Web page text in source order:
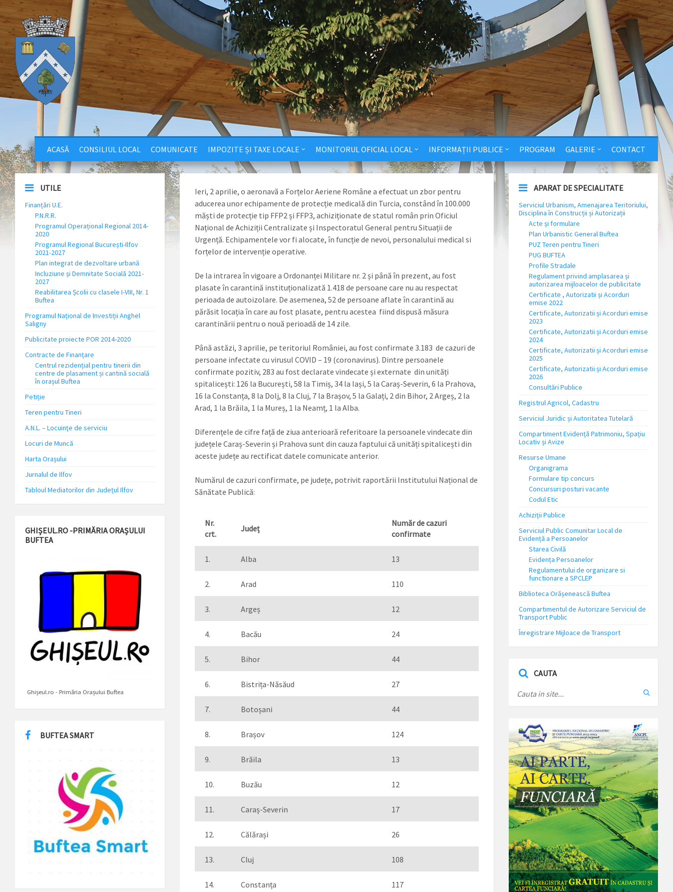
ACASĂ CONSILIUL LOCAL COMUNICATE IMPOZITE ȘI TAXE LOCALE MONITORUL OFICIAL LOCAL INFORMAȚII PUBLICE PROGRAM GALERIE CONTACT
Ieri, 2 aprilie, o aeronavă a Forțelor Aeriene Române a efectuat un zbor pentru
aducerea unor echipamente de protecție medicală din Turcia, constând în 100.000
măști de protecție tip FFP2 și FFP3, achiziționate de statul român prin Oficiul
Național de Achiziții Centralizate și Inspectoratul General pentru Situații de
Urgență. Echipamentele vor fi alocate, în funcție de nevoi, personalului medical si
forțelor de intervenție operative.
De la intrarea în vigoare a Ordonanței Militare nr. 2 și până în prezent, au fost
plasate în carantină instituționalizată 1.418 de persoane care nu au respectat
perioada de autoizolare. De asemenea, 52 de persoane aflate în carantină au
părăsit locația în care au fost plasate, pentru acestea fiind dispusă măsura
carantinării pentru o nouă perioadă de 14 zile.
Până astăzi, 3 aprilie, pe teritoriul României, au fost confirmate 3.183 de cazuri de
persoane infectate cu virusul COVID – 19 (coronavirus). Dintre persoanele
confirmate pozitiv, 283 au fost declarate vindecate și externate din unități
spitalicești: 126 la București, 58 la Timiș, 34 la Iași, 5 la Caraș-Severin, 6 la Prahova,
16 la Constanța, 8 la Dolj, 8 la Cluj, 7 la Brașov, 5 la Galați, 2 din Bihor, 2 Argeș, 2 la
Arad, 1 la Brăila, 1 la Mureș, 1 la Neamț, 1 la Alba.
Diferențele de cifre față de ziua anterioară referitoare la persoanele vindecate din
județele Caraș-Severin și Prahova sunt din cauza faptului că unități spitalicești din
aceste județe au rectificat datele comunicate anterior.
Numărul de cazuri confirmate, pe județe, potrivit raportării Institutului Național de
Sănătate Publică:
Nr.
crt.
Județ
Număr de cazuri
confirmate
1. Alba 13
2. Arad 110
3. Argeș 12
4. Bacău 24
5. Bihor 44
6. Bistrița-Năsăud 27
7. Botoșani 44
8. Brașov 124
9. Brăila 13
10. Buzău 12
11. Caraș-Severin 17
12. Călărași 26
13. Cluj 108
14. Constanța 117
UTILE
Finanțări U.E.
P.N.R.R.
Programul Operațional Regional 2014-
2020
Programul Regional București-Ilfov
2021-2027
Plan integrat de dezvoltare urbană
Incluziune și Demnitate Socială 2021-
2027
Reabilitarea Școlii cu clasele I-VIII, Nr. 1
Buftea
Programul Național de Investiții Anghel
Saligny
Publicitate proiecte POR 2014-2020
Contracte de Finanțare
Centrul rezidențial pentru tinerii din
centre de plasament și cantină socială
în orașul Buftea
Petiție
Teren pentru Tineri
A.N.L. – Locuinţe de serviciu
Locuri de Muncă
Harta Orașului
Jurnalul de Ilfov
Tabloul Mediatorilor din Județul Ilfov
GHIȘEUL.RO -PRIMĂRIA ORAȘULUI
BUFTEA
Ghișeul.ro - Primăria Orașului Buftea
BUFTEA SMART
APARAT DE SPECIALITATE
Serviciul Urbanism, Amenajarea Teritoriului,
Disciplina în Construcții și Autorizații
Acte și formulare
Plan Urbanistic General Buftea
PUZ Teren pentru Tineri
PUG BUFTEA
Profile Stradale
Regulament privind amplasarea și
autorizarea mijloacelor de publicitate
Certificate , Autorizatii și Acorduri
emise 2022
Certificate, Autorizatii și Acorduri emise
2023
Certificate, Autorizatii și Acorduri emise
2024
Certificate, Autorizatii și Acorduri emise
2025
Certificate, Autorizatii și Acorduri emise
2026
Consultări Publice
Registrul Agricol, Cadastru
Serviciul Juridic și Autoritatea Tutelară
Compartiment Evidență Patrimoniu, Spațiu
Locativ și Avize
Resurse Umane
Organigrama
Formulare tip concurs
Concursuri posturi vacante
Codul Etic
Achiziții Publice
Serviciul Public Comunitar Local de
Evidență a Persoanelor
Starea Civilă
Evidența Persoanelor
Regulamentului de organizare si
functionare a SPCLEP
Biblioteca Orășenească Buftea
Compartimentul de Autorizare Serviciul de
Transport Public
Înregistrare Mijloace de Transport
CAUTA